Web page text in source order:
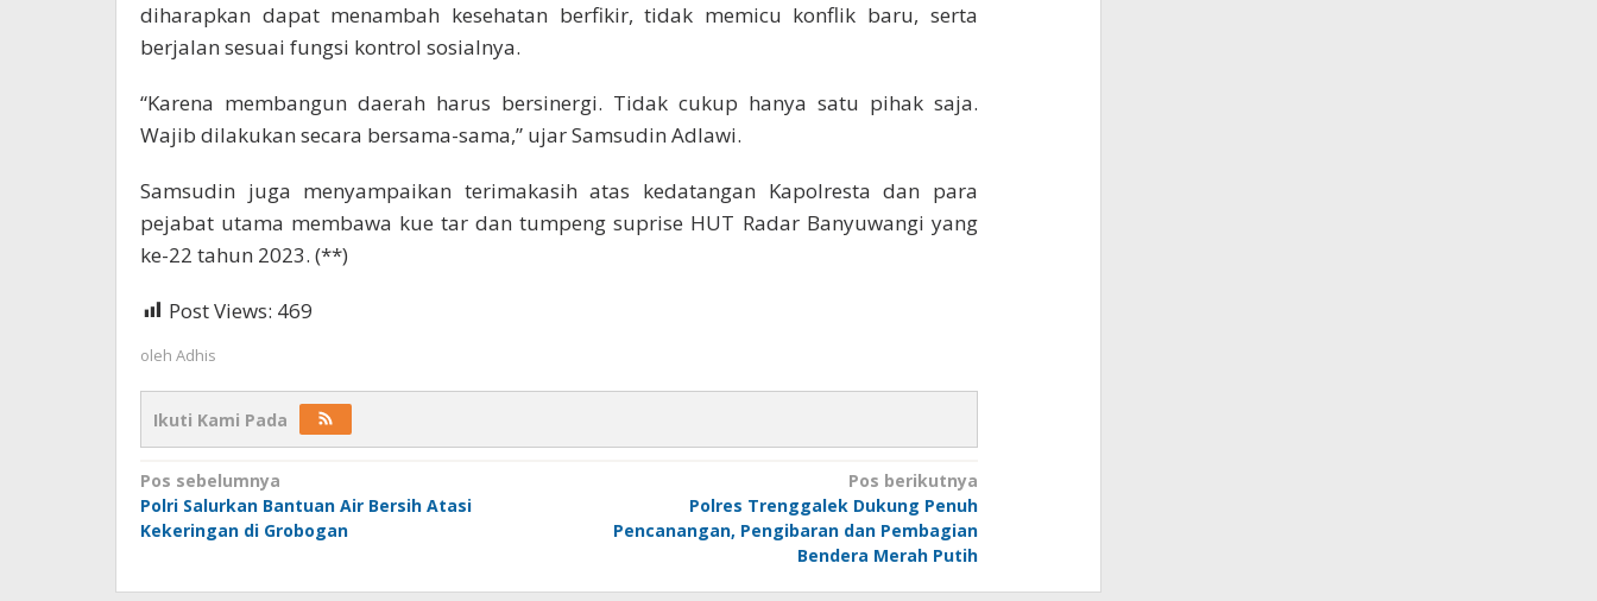
diharapkan dapat menambah kesehatan berfikir, tidak memicu konflik baru, serta
berjalan sesuai fungsi kontrol sosialnya.
“Karena membangun daerah harus bersinergi. Tidak cukup hanya satu pihak saja.
Wajib dilakukan secara bersama-sama,” ujar Samsudin Adlawi.
Samsudin juga menyampaikan terimakasih atas kedatangan Kapolresta dan para
pejabat utama membawa kue tar dan tumpeng suprise HUT Radar Banyuwangi yang
ke-22 tahun 2023. (**)
Post Views: 469
oleh Adhis
Ikuti Kami Pada
Navigasi
pos
Pos sebelumnya
Polri Salurkan Bantuan Air Bersih Atasi
Kekeringan di Grobogan
Pos berikutnya
Polres Trenggalek Dukung Penuh
Pencanangan, Pengibaran dan Pembagian
Bendera Merah Putih